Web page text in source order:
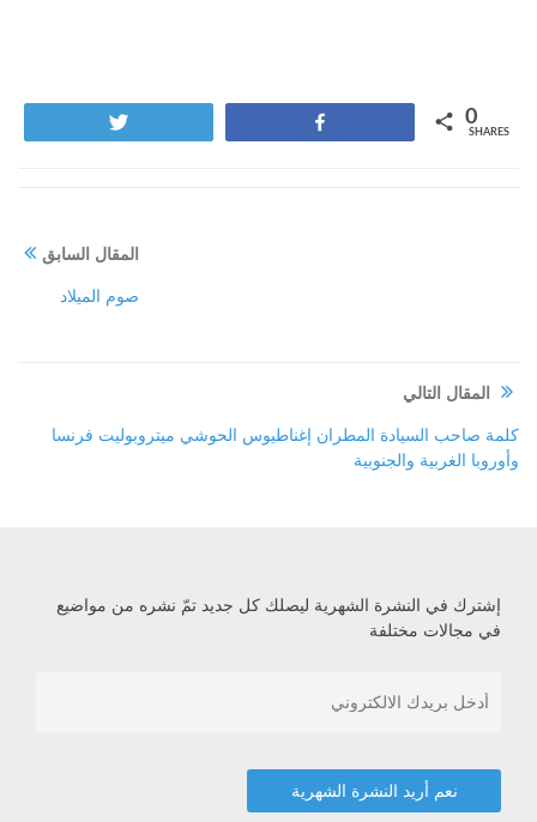
0
SHARES
المقال السابق
صوم الميلاد
المقال التالي
كلمة صاحب السيادة المطران إغناطيوس الحوشي ميتروبوليت فرنسا
وأوروبا الغربية والجنوبية
إشترك في النشرة الشهرية ليصلك كل جديد تمّ نشره من مواضيع
في مجالات مختلفة